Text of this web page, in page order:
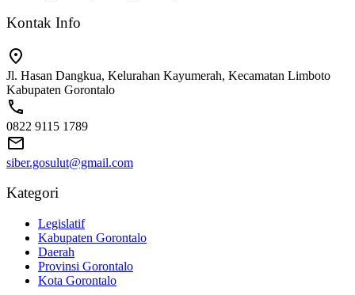
Kontak Info
Jl. Hasan Dangkua, Kelurahan Kayumerah, Kecamatan Limboto
Kabupaten Gorontalo
0822 9115 1789
siber.gosulut@gmail.com
Kategori
Legislatif
Kabupaten Gorontalo
Daerah
Provinsi Gorontalo
Kota Gorontalo